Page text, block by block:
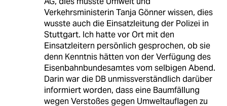
Verkehrsministerin Tanja Gönner wissen, dies
wusste auch die Einsatzleitung der Polizei in
Stuttgart. Ich hatte vor Ort mit den
Einsatzleitern persönlich gesprochen, ob sie
denn Kenntnis hätten von der Verfügung des
Eisenbahnbundesamtes vom selbigen Abend.
Darin war die DB unmissverständlich darüber
informiert worden, dass eine Baumfällung
wegen Verstoßes gegen Umweltauflagen zu